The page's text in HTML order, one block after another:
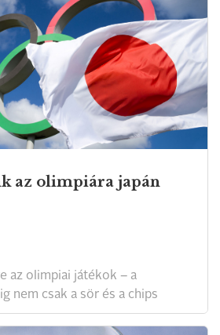
az olimpiára japán
az olimpiai játékok – a
nem csak a sör és a chips